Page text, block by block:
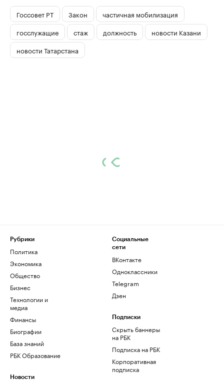
Госсовет РТ Закон
частичная мобилизация
госслужащие
стаж должность
новости Казани
новости Татарстана
Рубрики
Политика
Экономика
Общество
Бизнес
Технологии и
медиа
Финансы
Биографии
База знаний
РБК Образование
Новости
Социальные
сети
ВКонтакте
Одноклассники
Telegram
Дзен
Подписки
Скрыть баннеры
на РБК
Подписка на РБК
Корпоративная
подписка